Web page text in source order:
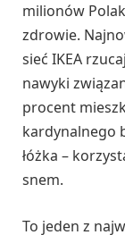
milionów
zdrowie.
sieć IKEA
nawyki
procent
kardynalnego
łóżka –
snem.
To jeden z